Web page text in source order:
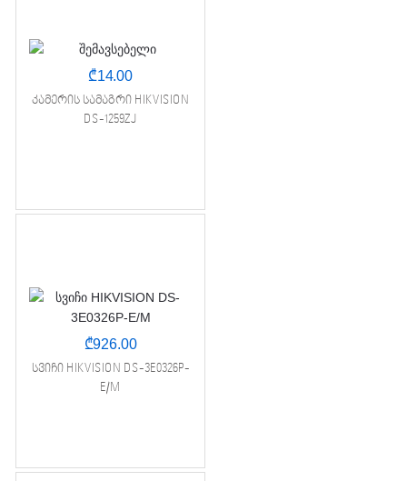
₾14.00
კამერის სამაგრი HIKVISION
DS-1259ZJ
₾926.00
სვიჩი HIKVISION DS-3E0326P-
E/M